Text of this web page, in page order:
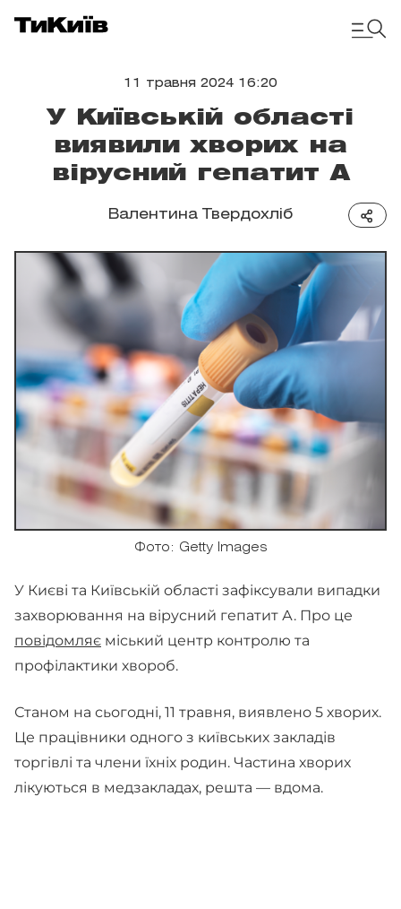
11 травня 2024 16:20
У Київській області
виявили хворих на
вірусний гепатит А
Валентина Твердохліб
Фото: Getty Images
У Києві та Київській області зафіксували випадки
захворювання на вірусний гепатит А. Про це
повідомляє міський центр контролю та
профілактики хвороб.
Станом на сьогодні, 11 травня, виявлено 5 хворих.
Це працівники одного з київських закладів
торгівлі та члени їхніх родин. Частина хворих
лікуються в медзакладах, решта — вдома.